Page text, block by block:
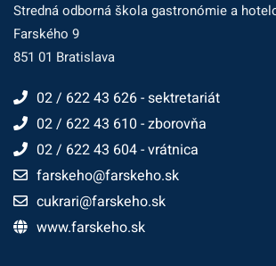
Stredná odborná škola gastronómie a
Farského 9
851 01 Bratislava
02 / 622 43 626 - sektretariát
02 / 622 43 610 - zborovňa
02 / 622 43 604 - vrátnica
farskeho@farskeho.sk
cukrari@farskeho.sk
www.farskeho.sk